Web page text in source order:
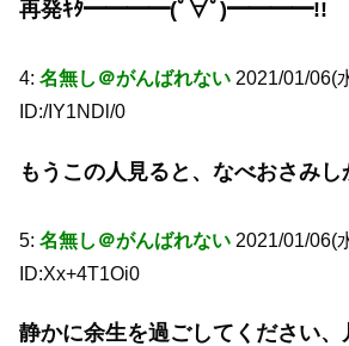
再発ｷﾀ━━━━(ﾟ∀ﾟ)━━━━!!
4: 名無し＠がんばれない 2021/01/06(
ID:/IY1NDl/0
もうこの人見ると、なべおさみ
5: 名無し＠がんばれない 2021/01/06(
ID:Xx+4T1Oi0
静かに余生を過ごしてください、